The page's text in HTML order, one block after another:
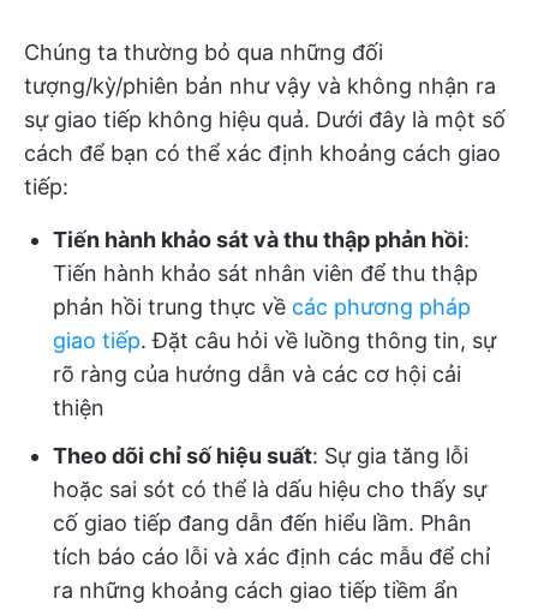
Chúng ta thường bỏ qua những đối
tượng/kỳ/phiên bản như vậy và không nhận ra
sự giao tiếp không hiệu quả. Dưới đây là một số
cách để bạn có thể xác định khoảng cách giao
tiếp:
Tiến hành khảo sát và thu thập phản hồi:
Tiến hành khảo sát nhân viên để thu thập
phản hồi trung thực về các phương pháp
giao tiếp. Đặt câu hỏi về luồng thông tin, sự
rõ ràng của hướng dẫn và các cơ hội cải
thiện
Theo dõi chỉ số hiệu suất: Sự gia tăng lỗi
hoặc sai sót có thể là dấu hiệu cho thấy sự
cố giao tiếp đang dẫn đến hiểu lầm. Phân
tích báo cáo lỗi và xác định các mẫu để chỉ
ra những khoảng cách giao tiếp tiềm ẩn